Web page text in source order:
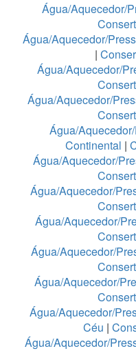
Água/Aquecedor/
Água/Aquecedor/
|
Água/Aquecedor/
Água/Aquecedor/
Água/
Continental |
Água/Aquecedor/
Água/Aquecedor/
Água/Aquecedor/
Água/Aquecedor/
Água/Aquecedor/
Água/Aquecedor/
Céu |
Água/Aquecedor/